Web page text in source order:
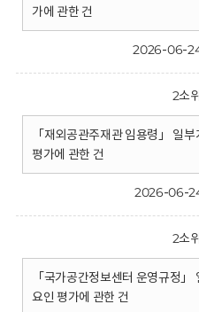
가에 관한 건
2026-06-
2소
「재외공관주재관 임용령」 일
평가에 관한 건
2026-06-
2소
「국가공간정보센터 운영규정
요인 평가에 관한 건